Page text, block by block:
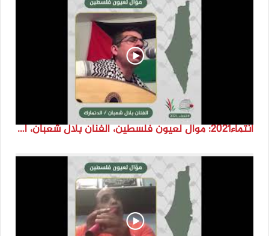
انتماء2021: موال لعيون فلسطين، الفنان بلال شعبان، الدنمارك